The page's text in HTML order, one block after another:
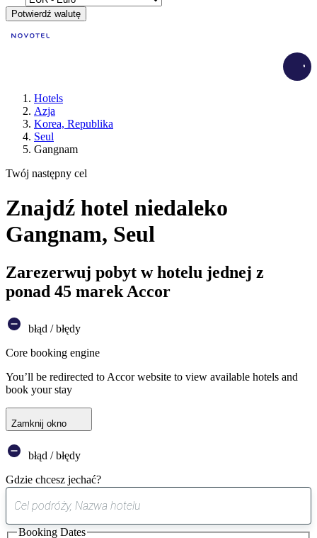
Potwierdź walutę
Hotels
Azja
Korea, Republika
Seul
Gangnam
Twój następny cel
Znajdź hotel niedaleko
Gangnam, Seul
Zarezerwuj pobyt w hotelu jednej z
ponad 45 marek Accor
błąd / błędy
Core booking engine
You’ll be redirected to Accor website to view available hotels and
book your stay
Zamknij okno
błąd / błędy
Gdzie chcesz jechać?
sugestia
została
Booking Dates